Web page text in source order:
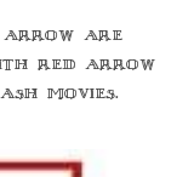
arrow are
red arrow
movies.